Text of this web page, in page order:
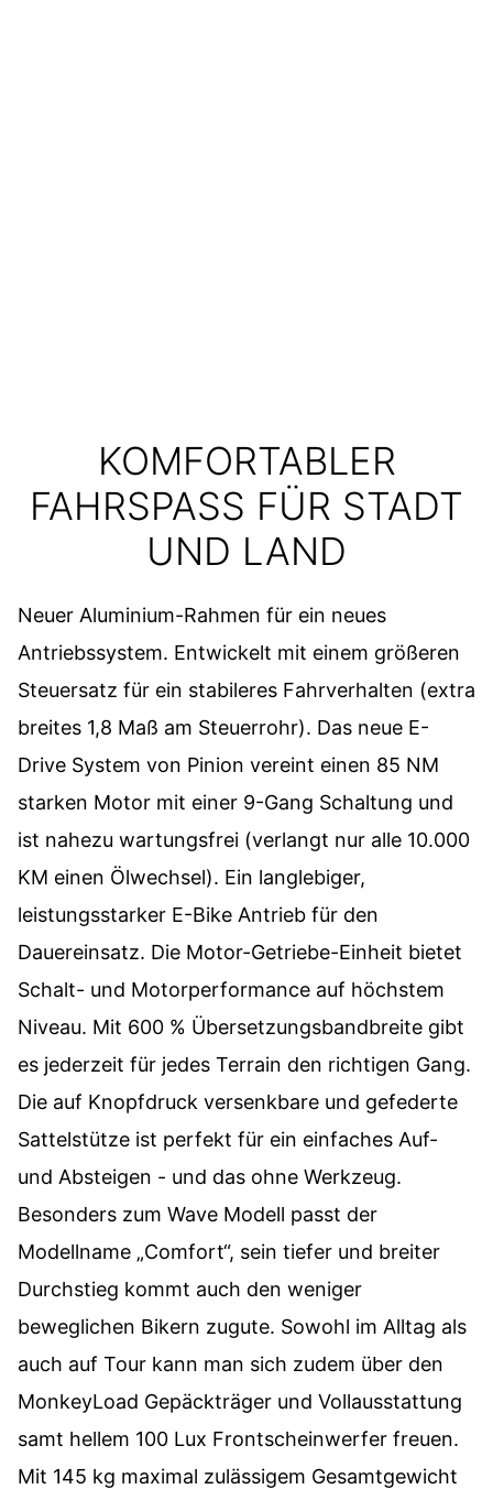
KOMFORTABLER
FAHRSPASS FÜR STADT
UND LAND
Neuer Aluminium-Rahmen für ein neues
Antriebssystem. Entwickelt mit einem größeren
Steuersatz für ein stabileres Fahrverhalten (extra
breites 1,8 Maß am Steuerrohr). Das neue E-
Drive System von Pinion vereint einen 85 NM
starken Motor mit einer 9-Gang Schaltung und
ist nahezu wartungsfrei (verlangt nur alle 10.000
KM einen Ölwechsel). Ein langlebiger,
leistungsstarker E-Bike Antrieb für den
Dauereinsatz. Die Motor-Getriebe-Einheit bietet
Schalt- und Motorperformance auf höchstem
Niveau. Mit 600 % Übersetzungsbandbreite gibt
es jederzeit für jedes Terrain den richtigen Gang.
Die auf Knopfdruck versenkbare und gefederte
Sattelstütze ist perfekt für ein einfaches Auf-
und Absteigen - und das ohne Werkzeug.
Besonders zum Wave Modell passt der
Modellname „Comfort“, sein tiefer und breiter
Durchstieg kommt auch den weniger
beweglichen Bikern zugute. Sowohl im Alltag als
auch auf Tour kann man sich zudem über den
MonkeyLoad Gepäckträger und Vollausstattung
samt hellem 100 Lux Frontscheinwerfer freuen.
Mit 145 kg maximal zulässigem Gesamtgewicht